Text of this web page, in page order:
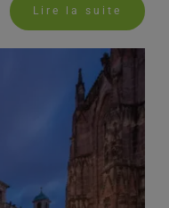
Lire la suite